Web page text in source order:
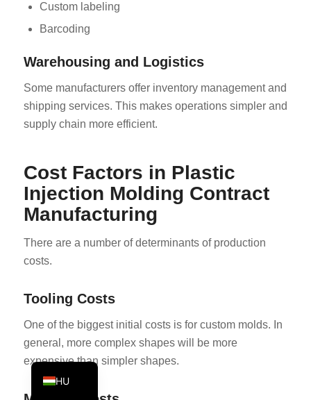
Custom labeling
Barcoding
Warehousing and Logistics
Some manufacturers offer inventory management and
shipping services. This makes operations simpler and
supply chain more efficient.
Cost Factors in Plastic
Injection Molding Contract
Manufacturing
There are a number of determinants of production
costs.
Tooling Costs
One of the biggest initial costs is for custom molds. In
general, more complex shapes will be more
expensive than simpler shapes.
HU
EN
NL
PL
TR
AR
JA
KO
PT
CS
FI